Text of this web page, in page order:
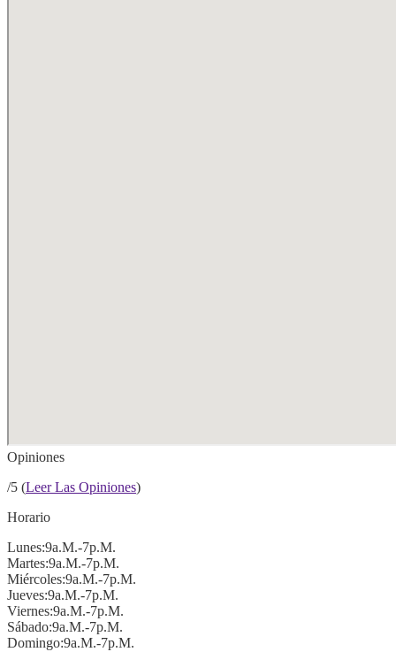
Opiniones
/5 (Leer Las Opiniones)
Horario
Lunes:9a.m.-7p.m.
Martes:9a.m.-7p.m.
Miércoles:9a.m.-7p.m.
Jueves:9a.m.-7p.m.
Viernes:9a.m.-7p.m.
Sábado:9a.m.-7p.m.
Domingo:9a.m.-7p.m.